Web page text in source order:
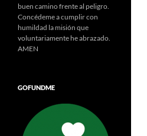
buen camino frente al peligro.
Concédeme a cumplir con
humildad la misión que
voluntariamente he abrazado.
AMEN
GOFUNDME